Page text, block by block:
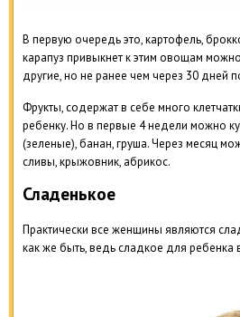
В первую очередь это, картофель,
карапуз привыкнет к этим овощам
другие, но не ранее чем через 30 дней
Фрукты, содержат в себе много
ребенку. Но в первые 4 недели можно
(зеленые), банан, груша. Через месяц
сливы, крыжовник, абрикос.
Сладенькое
Практически все женщины являются
как же быть, ведь сладкое для ребенка